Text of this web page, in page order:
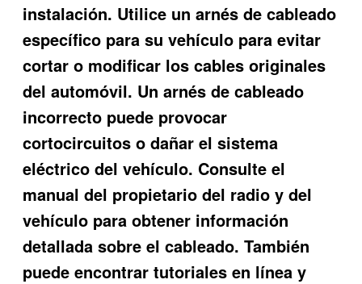
instalación. Utilice un arnés de cableado
específico para su vehículo para evitar
cortar o modificar los cables originales
del automóvil. Un arnés de cableado
incorrecto puede provocar
cortocircuitos o dañar el sistema
eléctrico del vehículo. Consulte el
manual del propietario del radio y del
vehículo para obtener información
detallada sobre el cableado. También
puede encontrar tutoriales en línea y